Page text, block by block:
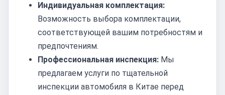
Индивидуальная комплектация:
Возможность выбора комплектации,
соответствующей вашим потребностям и
предпочтениям.
Профессиональная инспекция: Мы
предлагаем услуги по тщательной
инспекции автомобиля в Китае перед